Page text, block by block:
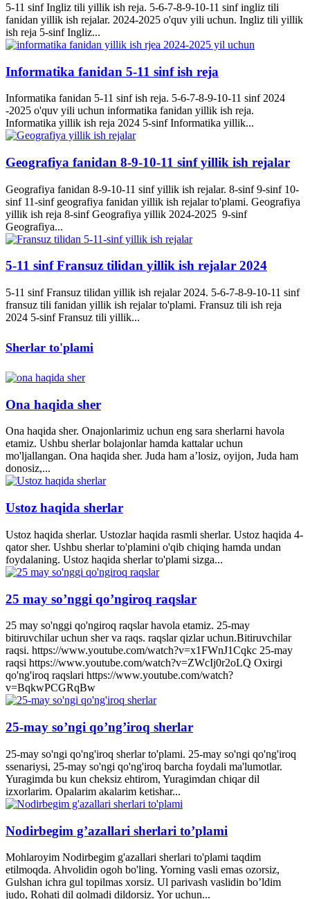
5-11 sinf Ingliz tili yillik ish reja. 5-6-7-8-9-10-11 sinf ingliz tili
fanidan yillik ish rejalar. 2024-2025 o'quv yili uchun. Ingliz tili yillik
ish reja 5-sinf Ingliz...
Informatika fanidan 5-11 sinf ish reja
Informatika fanidan 5-11 sinf ish reja. 5-6-7-8-9-10-11 sinf 2024
-2025 o'quv yili uchun informatika fanidan yillik ish reja.
Informatika yillik ish reja 2024 5-sinf Informatika yillik...
Geografiya fanidan 8-9-10-11 sinf yillik ish rejalar
Geografiya fanidan 8-9-10-11 sinf yillik ish rejalar. 8-sinf 9-sinf 10-
sinf 11-sinf geografiya fanidan yillik ish rejalar to'plami. Geografiya
yillik ish reja 8-sinf Geografiya yillik 2024-2025 9-sinf
Geografiya...
5-11 sinf Fransuz tilidan yillik ish rejalar 2024
5-11 sinf Fransuz tilidan yillik ish rejalar 2024. 5-6-7-8-9-10-11 sinf
fransuz tili fanidan yillik ish rejalar to'plami. Fransuz tili ish reja
2024 5-sinf Fransuz tili yillik...
Sherlar to'plami
Ona haqida sher
Ona haqida sher. Onajonlarimiz uchun eng sara sherlarni havola
etamiz. Ushbu sherlar bolajonlar hamda kattalar uchun
mo'ljallangan. Ona haqida sher. Juda ham a’losiz, oyijon, Juda ham
donosiz,...
Ustoz haqida sherlar
Ustoz haqida sherlar. Ustozlar haqida rasmli sherlar. Ustoz haqida 4-
qator sher. Ushbu sherlar to'plamini o'qib chiqing hamda undan
foydalaning. Ustoz haqida sherlar to'plami sizga...
25 may so’nggi qo’ngiroq raqslar
25 may so'nggi qo'ngiroq raqslar havola etamiz. 25-may
bitiruvchilar uchun sher va raqs. raqslar qizlar uchun.Bitiruvchilar
raqsi. https://www.youtube.com/watch?v=x1FWnJ1Cqkc 25-may
raqsi https://www.youtube.com/watch?v=ZWcIj0r2oLQ Oxirgi
qo'ng'iroq raqslari https://www.youtube.com/watch?
v=BqkwPCGRqBw
25-may so’ngi qo’ng’iroq sherlar
25-may so'ngi qo'ng'iroq sherlar to'plami. 25-may so'ngi qo'ng'iroq
ssenariysi, 25-may so'ngi qo'ng'iroq barcha foydali ma'lumotlar.
Yuragimda bu kun cheksiz ehtirom, Yuragimdan chiqar dil
izxorlarim. Opalarim akalarim ketishar...
Nodirbegim g’azallari sherlari to’plami
Mohlaroyim Nodirbegim g'azallari sherlari to'plami taqdim
etilmoqda. Ahvolidin ogoh bo'ling. Yorning vasli emas ozorsiz,
Gulshan ichra gul topilmas xorsiz. Ul parivash vaslidin bo’ldim
judo, Rohati dil qolmadi dildorsiz. Yor uchun...